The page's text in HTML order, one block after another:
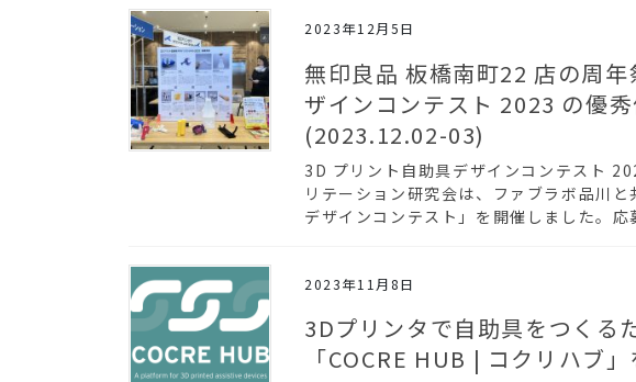
2023年12月5日
無印良品 板橋南町22 店の周
ザインコンテスト 2023 の優
(2023.12.02-03)
3D プリント自助具デザインコンテスト
リテーション研究会は、ファブラボ品川
デザインコンテスト」を開催しました。
2023年11月8日
3Dプリンタで自助具をつくる
「COCRE HUB | コクリハブ